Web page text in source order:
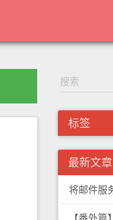
标签
最新文章